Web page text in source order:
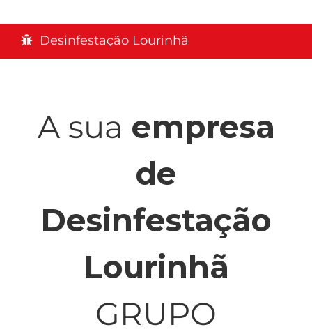
Desinfestação Lourinhã
A sua empresa
de
Desinfestação
Lourinhã
GRUPO